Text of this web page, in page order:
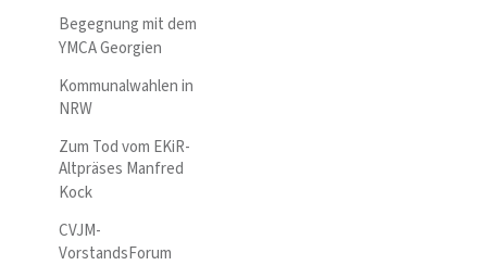
Begegnung mit dem
YMCA Georgien
Kommunalwahlen in
NRW
Zum Tod vom EKiR-
Altpräses Manfred
Kock
CVJM-
VorstandsForum